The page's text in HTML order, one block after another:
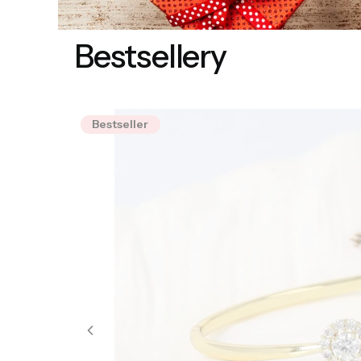
Bestsellery
Bestseller